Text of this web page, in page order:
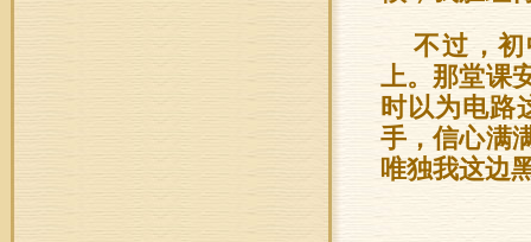
不过，
上。那堂课
时以为电路
手，信心满
唯独我这边